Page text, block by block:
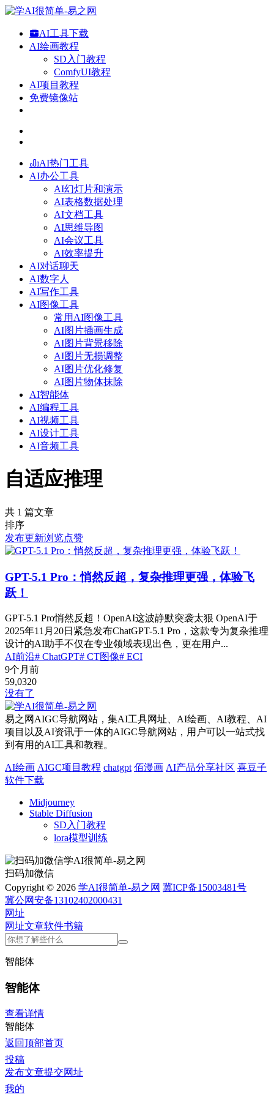
AI工具下载
AI绘画教程
SD入门教程
ComfyUI教程
AI项目教程
免费镜像站
AI热门工具
AI办公工具
AI幻灯片和演示
AI表格数据处理
AI文档工具
AI思维导图
AI会议工具
AI效率提升
AI对话聊天
AI数字人
AI写作工具
AI图像工具
常用AI图像工具
AI图片插画生成
AI图片背景移除
AI图片无损调整
AI图片优化修复
AI图片物体抹除
AI智能体
AI编程工具
AI视频工具
AI设计工具
AI音频工具
自适应推理
共 1 篇文章
排序
发布更新浏览点赞
GPT-5.1 Pro：悄然反超，复杂推理更强，体验飞
跃！
GPT-5.1 Pro悄然反超！OpenAI这波静默突袭太狠 OpenAI于
2025年11月20日紧急发布ChatGPT-5.1 Pro，这款专为复杂推理
设计的AI助手不仅在专业领域表现出色，更在用户...
AI前沿# ChatGPT# CT图像# ECI
9个月前
59,0320
没有了
易之网AIGC导航网站，集AI工具网址、AI绘画、AI教程、AI
项目以及AI资讯于一体的AIGC导航网站，用户可以一站式找
到有用的AI工具和教程。
AI绘画 AIGC项目教程 chatgpt 佰漫画 AI产品分享社区 喜豆子
软件下载
Midjourney
Stable Diffusion
SD入门教程
lora模型训练
扫码加微信
Copyright © 2026 学AI很简单-易之网 冀ICP备15003481号
冀公网安备13102402000431
网址
网址文章软件书籍
智能体
智能体
查看详情
智能体
返回顶部首页
投稿
发布文章提交网址
我的